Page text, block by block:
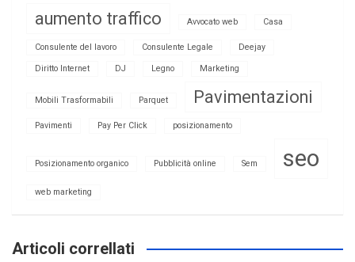
aumento traffico Avvocato web Casa
Consulente del lavoro Consulente Legale Deejay
Diritto Internet DJ Legno Marketing
Mobili Trasformabili Parquet Pavimentazioni
Pavimenti Pay Per Click posizionamento
Posizionamento organico Pubblicità online Sem seo
web marketing
Articoli correllati